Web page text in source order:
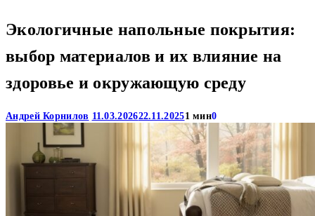
Экологичные напольные покрытия:
выбор материалов и их влияние на
здоровье и окружающую среду
Андрей Корнилов 11.03.202622.11.20251 мин0